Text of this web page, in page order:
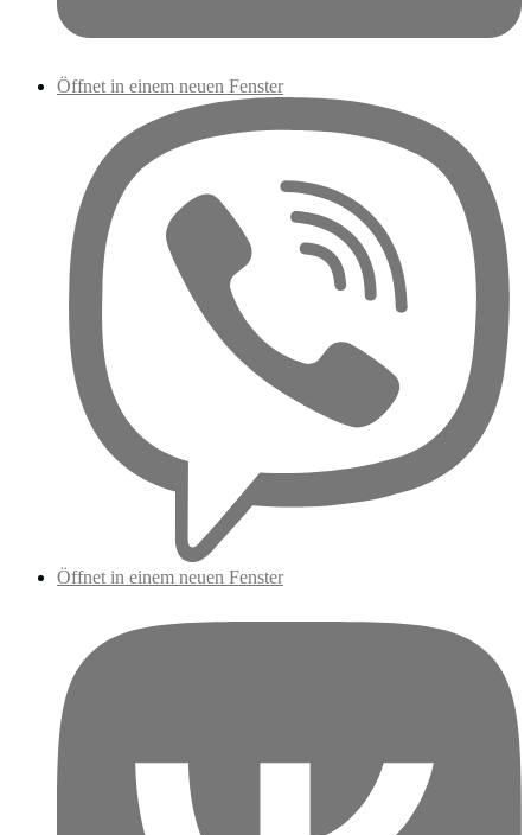
Öffnet in einem neuen Fenster
Öffnet in einem neuen Fenster